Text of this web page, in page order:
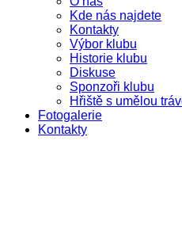
Kde nás najdete
Kontakty
Výbor klubu
Historie klubu
Diskuse
Sponzoři klubu
Hřiště s umělou
Fotogalerie
Kontakty